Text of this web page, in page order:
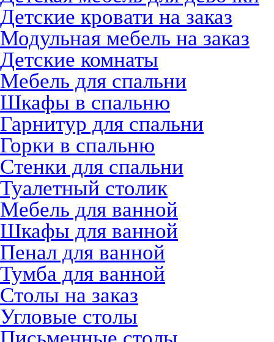
Детские кровати на заказ
Модульная мебель на заказ
Детские комнаты
Мебель для спальни
Шкафы в спальню
Гарнитур для спальни
Горки в спальню
Стенки для спальни
Туалетный столик
Мебель для ванной
Шкафы для ванной
Пенал для ванной
Тумба для ванной
Столы на заказ
Угловые столы